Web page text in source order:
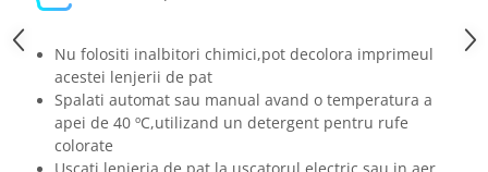
Nu folositi inalbitori chimici,pot decolora imprimeul
acestei lenjerii de pat
Spalati automat sau manual avand o temperatura a
apei de 40 ºC,utilizand un detergent pentru rufe
colorate